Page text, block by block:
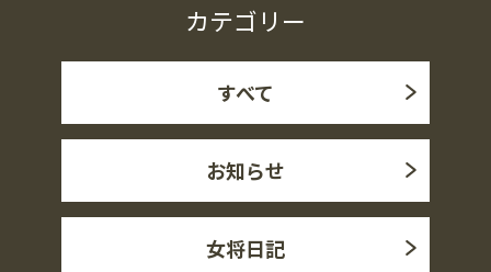
カテゴリー
すべて
お知らせ
女将日記